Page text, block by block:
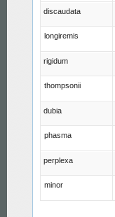
discaudata
longiremis
rigidum
thompsonii
dubia
phasma
perplexa
minor